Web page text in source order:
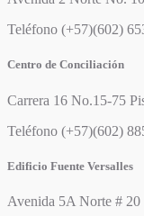
Teléfono (+57)(602)
Centro de Conciliación
Carrera 16 No.15-75
Teléfono (+57)(602)
Edificio Fuente Versalles
Avenida 5A Norte # 20